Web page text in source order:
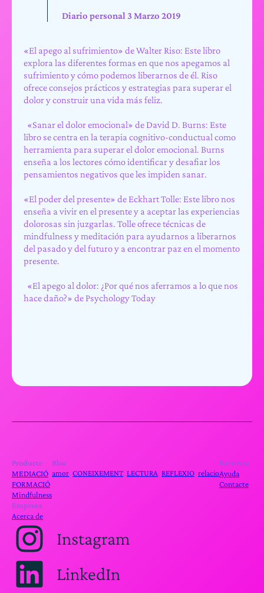
Diario personal 3 Marzo 2019
«El apego al sufrimiento» de Walter Riso: Este libro
explora las diferentes formas en que nos apegamos al
sufrimiento y cómo podemos liberarnos de él. Riso
ofrece consejos prácticos y estrategias para superar el
dolor y construir una vida más feliz.
«Sanar el dolor emocional» de David D. Burns: Este
libro se centra en la terapia cognitivo-conductual como
herramienta para superar el dolor emocional. Burns
enseña a los lectores cómo identificar y desafiar los
pensamientos negativos que les impiden sanar.
«El poder del presente» de Eckhart Tolle: Este libro nos
enseña a vivir en el presente y a aceptar las experiencias
dolorosas sin juzgarlas. Tolle ofrece técnicas de
mindfulness y meditación para ayudarnos a liberarnos
del pasado y del futuro y a encontrar paz en el momento
presente.
«El apego al dolor: ¿Por qué nos aferramos a lo que nos
hace daño?» de Psychology Today
Producte
MEDIACIÓ
FORMACIÓ
Mindfulness
Bloc
amor, CONEIXEMENT, LECTURA, REFLEXIO, relacio
Recursos
Ayuda
Contacte
Empresa
Acerca de
Instagram
LinkedIn